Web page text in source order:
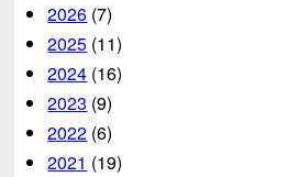
2026 (7)
2025 (11)
2024 (16)
2023 (9)
2022 (6)
2021 (19)